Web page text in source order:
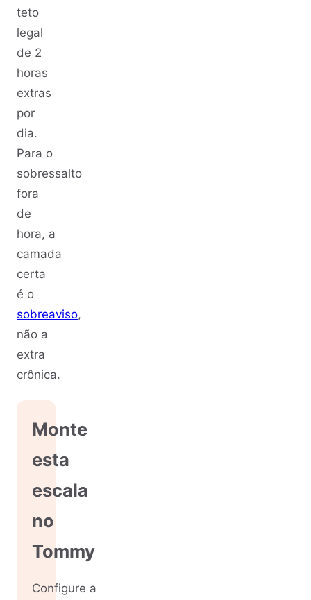
teto
legal
de 2
horas
extras
por
dia.
Para o
sobressalto
fora
de
hora, a
camada
certa
é o
sobreaviso,
não a
extra
crônica.
Monte
esta
escala
no
Tommy
Configure a